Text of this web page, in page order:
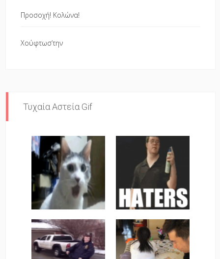
Προσοχή! Κολώνα!
Χούφτωσ’την
Τυχαία Αστεία Gif